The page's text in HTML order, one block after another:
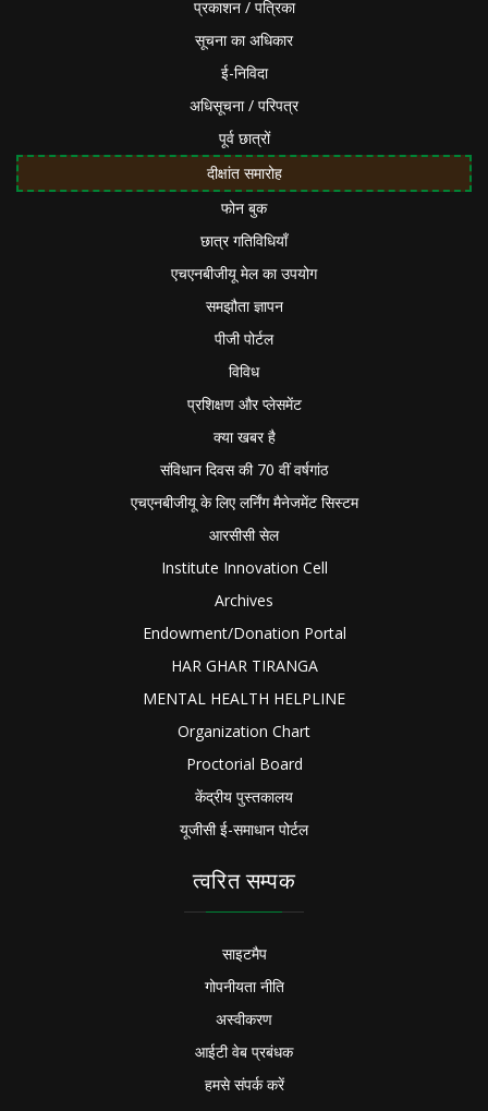
प्रकाशन / पत्रिका
सूचना का अधिकार
ई-निविदा
अधिसूचना / परिपत्र
पूर्व छात्रों
दीक्षांत समारोह
फोन बुक
छात्र गतिविधियाँ
एचएनबीजीयू मेल का उपयोग
समझौता ज्ञापन
पीजी पोर्टल
विविध
प्रशिक्षण और प्लेसमेंट
क्या खबर है
संविधान दिवस की 70 वीं वर्षगांठ
एचएनबीजीयू के लिए लर्निंग मैनेजमेंट सिस्टम
आरसीसी सेल
Institute Innovation Cell
Archives
Endowment/Donation Portal
HAR GHAR TIRANGA
MENTAL HEALTH HELPLINE
Organization Chart
Proctorial Board
केंद्रीय पुस्तकालय
यूजीसी ई-समाधान पोर्टल
त्वरित सम्पक
साइटमैप
गोपनीयता नीति
अस्वीकरण
आईटी वेब प्रबंधक
हमसे संपर्क करें